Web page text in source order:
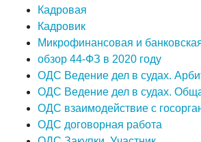
Кадровая
Кадровик
Микрофинансовая и
обзор 44-ФЗ в 2020 году
ОДС Ведение дел в судах.
ОДС Ведение дел в судах.
ОДС взаимодействие с
ОДС договорная работа